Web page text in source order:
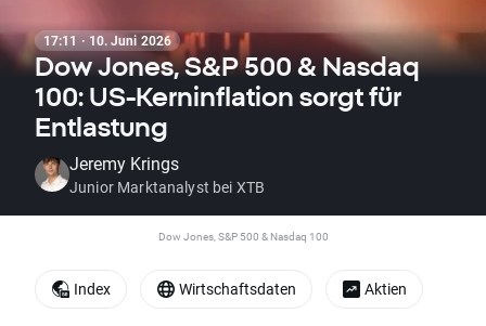
17:11 · 10. Juni 2026
Dow Jones, S&P 500 & Nasdaq
100: US-Kerninflation sorgt für
Entlastung
Jeremy Krings
Junior Marktanalyst bei XTB
Dow Jones, S&P 500 & Nasdaq 100
Index Wirtschaftsdaten Aktien